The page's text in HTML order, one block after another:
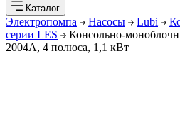
Каталог
Электропомпа Насосы Lubi
серии LES
Консольно-
2004A, 4 полюса, 1,1 кВт